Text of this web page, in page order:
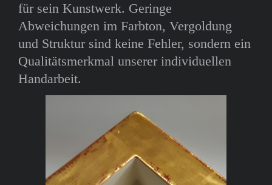
für sein Kunstwerk. Geringe
Abweichungen im Farbton, Vergoldung
und Struktur sind keine Fehler, sondern ein
Qualitätsmerkmal unserer individuellen
Handarbeit.